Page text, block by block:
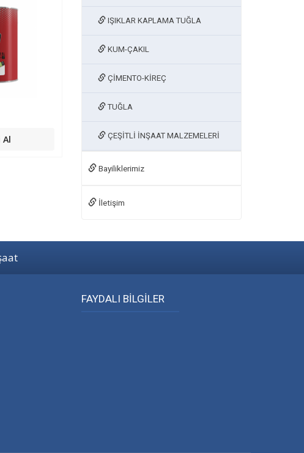
Al
IŞIKLAR KAPLAMA TUĞLA
KUM-ÇAKIL
ÇİMENTO-KİREÇ
TUĞLA
ÇEŞİTLİ İNŞAAT MALZEMELERİ
Bayiliklerimiz
İletişim
FAYDALI BİLGİLER